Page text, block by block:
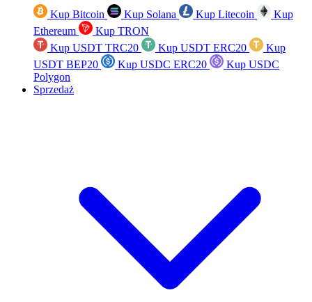
Kup Bitcoin Kup Solana Kup Litecoin
Kup
Ethereum
Kup TRON
Kup USDT TRC20
Kup USDT ERC20
Kup
USDT BEP20
Kup USDC ERC20
Kup USDC
Polygon
Sprzedaż